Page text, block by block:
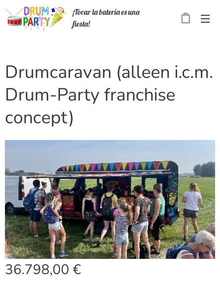
¡Tocar la batería es una
fiesta!
Drumcaravan (alleen i.c.m.
Drum-Party franchise
concept)
36.798,00 €